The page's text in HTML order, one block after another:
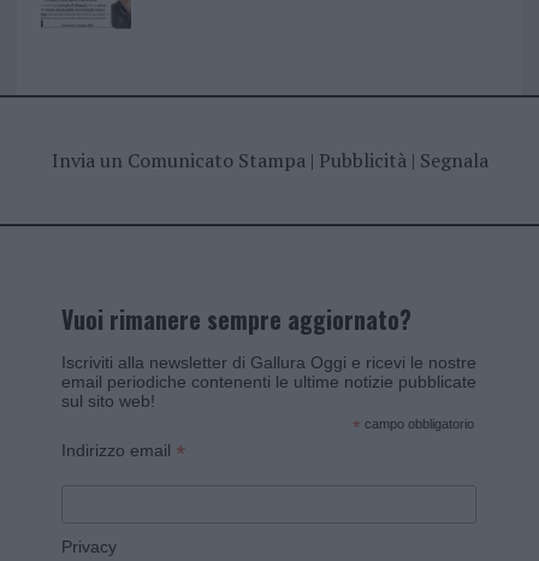
Invia un Comunicato Stampa| Pubblicità| Segnala
Vuoi rimanere sempre aggiornato?
Iscriviti alla newsletter di Gallura Oggi e ricevi le nostre
email periodiche contenenti le ultime notizie pubblicate
sul sito web!
* campo obbligatorio
Indirizzo email *
Privacy